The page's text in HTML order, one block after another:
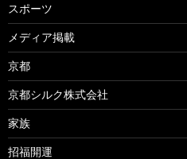
スポーツ
メディア掲載
京都
京都シルク株式会社
家族
招福開運